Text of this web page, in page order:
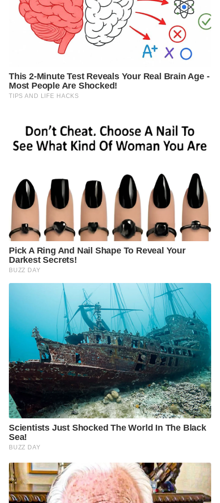
ขัดตา-ขัดใจ ผิดไปหมด
กลายเป็นว่า ทั้งรัฐบาล ทั้งสาธารณสุข ทั้งหมอ ไร้ฝีมือ ไร้
ความสามารถ บางคนถึงกับใช้ถ้อยคำรุนแรงกล่าว
แล้วบรรดา “ผู้ฉลาด” ไม่ว่าจะนักวิชาการ นักคิด-นัก
เขียน สื่อมวลชน ดารา คนดัง ไฮโซ กระทั่งบุคคลทั้งอดีต
ต่างก็ได้ดาหน้าออกมาวิพากษ์วิจารณ์ บ้างก็มีเหตุมีผล แต่
ก็มีมากคนที่ใช้อารมณ์อยู่เหนือข้อเท็จจริง จึงทั้งบ่น ด่า
บ้านตามอ่านตามฟังกันจนละเหี่ย เพลียใจ !
เพลียใจ..ด้วยไม่รู้จะเชื่อใคร-ฟังใคร จะเอาอย่าง “เชื่อ
ผู้นำชาติพ้นภัย” เหมือนในยุคจอมพลแปลก พิบูล
สงคราม ก็ไม่ได้
เพราะพล.อ.ประยุทธ์ ดูจะไม่นิยมอำนาจเผด็จการในการ
บริหารและการปกครองประเทศอย่างเข้มข้น-เคร่งครัด
“ท่านขุนน้อย” เสียมากกว่า
หรือว่าที่ “ผู้นำจีน” ประกาศ สามารถควบคุมการแพร่
ระบาดไวรัสโควิด-19 ได้แล้วนั้น เป็นเพราะการใช้
“อำนาจเผด็จการ” ก็ไม่รู้นะ?
ถ้ายังไง อยากให้พล.อ.ประยุทธ์ได้ลองศึกษา เผื่อจะนำมา
พลิกแพลงใช้ในสถานการณ์ “กลัวจนขี้ขึ้นสมอง” ของ
ประชาชน ที่ถูกปั่นด้วย “ข่าวปลอม-ข่าวมั่ว” จากผู้อวดรู้-
อวดฉลาดอยู่ในขณะนี้
แม้จะควบคุมโควิด-19ไม่ได้ปุ๊บปั๊บเบ็ดเสร็จ แต่การไร้ซึ่ง
“ข่าวเท็จ” น่าจะช่วยให้ลดความเครียด ความกังวล ความ
กายใกล้ “โควิด” แต่จิตใกล้ “โคม่า” หมดแล้ว!